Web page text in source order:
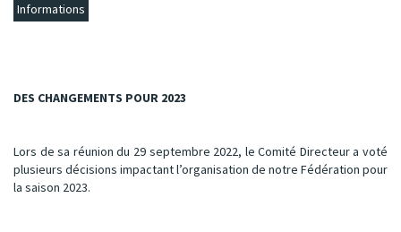
Informations
DES CHANGEMENTS POUR 2023
Lors de sa réunion du 29 septembre 2022, le Comité Directeur a voté
plusieurs décisions impactant l’organisation de notre Fédération pour
la saison 2023.